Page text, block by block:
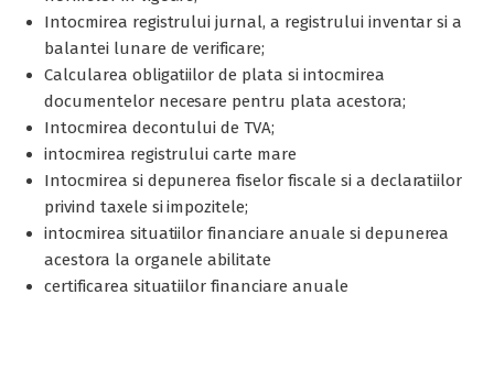
Intocmirea registrului jurnal, a registrului inventar si a
balantei lunare de verificare;
Calcularea obligatiilor de plata si intocmirea
documentelor necesare pentru plata acestora;
Intocmirea decontului de TVA;
intocmirea registrului carte mare
Intocmirea si depunerea fiselor fiscale si a declaratiilor
privind taxele si impozitele;
intocmirea situatiilor financiare anuale si depunerea
acestora la organele abilitate
certificarea situatiilor financiare anuale